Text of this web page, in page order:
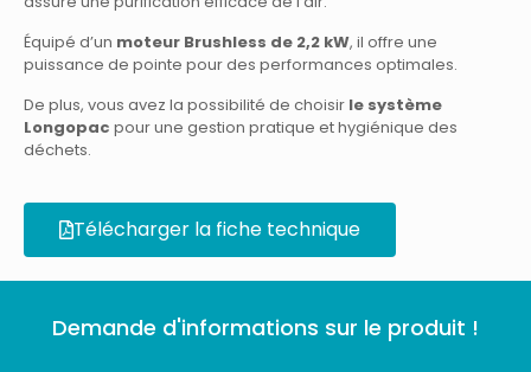
Équipé d’un moteur Brushless de 2,2 kW, il offre une
puissance de pointe pour des performances optimales.
De plus, vous avez la possibilité de choisir le système
Longopac pour une gestion pratique et hygiénique des
déchets.
Télécharger la fiche technique
Demande d'informations sur le produit !